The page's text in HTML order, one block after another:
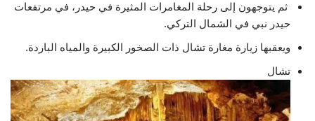
ثم يتوجهون إلى رحلة المغامرات المثيرة في حيدر، في مرتفعات
حيدر نبي في الشمال التركي.
ويعقبها زيارة مغارة تشال ذات الصخور الكبيرة والمياه الباردة.
تشال